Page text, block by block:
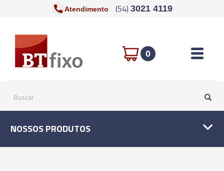
Atendimento (54) 3021 4119
0 Toggle
NOSSOS PRODUTOS